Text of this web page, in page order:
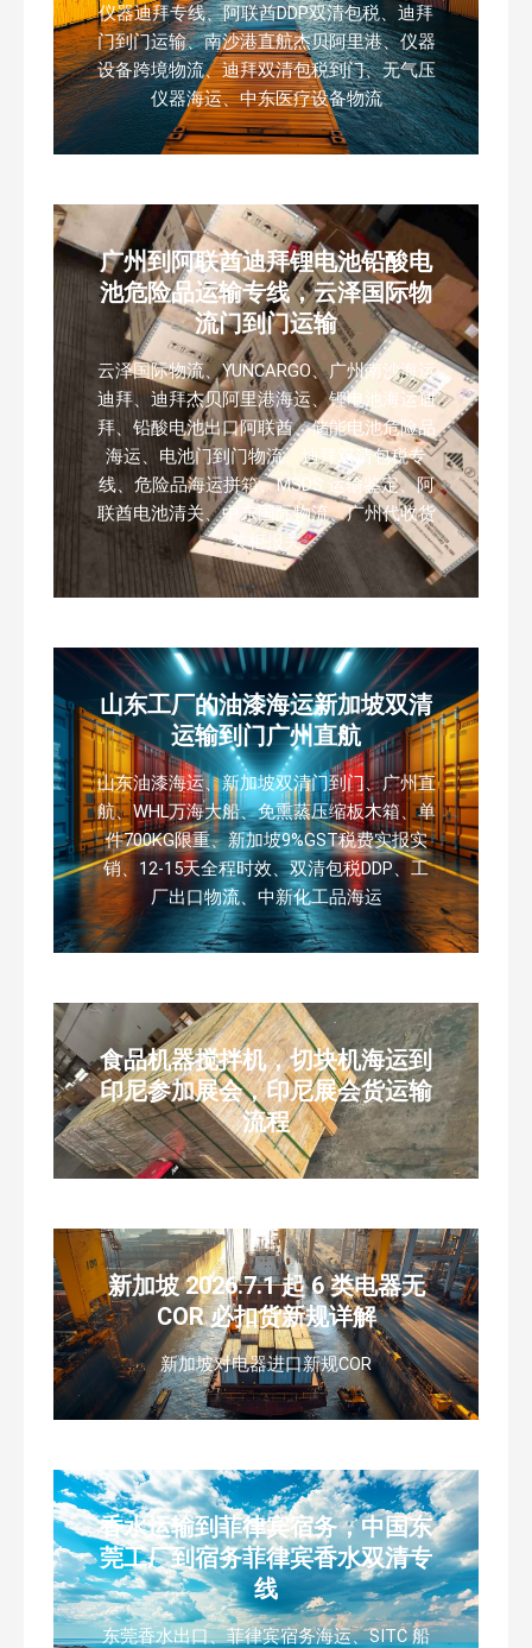
仪器迪拜专线、阿联酋DDP双清包税、迪拜
门到门运输、南沙港直航杰贝阿里港、仪器
设备跨境物流、迪拜双清包税到门、无气压
仪器海运、中东医疗设备物流
广州到阿联酋迪拜锂电池铅酸电
池危险品运输专线，云泽国际物
流门到门运输
云泽国际物流、YUNCARGO、广州南沙海运
迪拜、迪拜杰贝阿里港海运、锂电池海运迪
拜、铅酸电池出口阿联酋、储能电池危险品
海运、电池门到门物流、迪拜双清包税专
线、危险品海运拼箱、MSDS 运输鉴定、阿
联酋电池清关、中东国际物流、广州代收货
装柜报关
山东工厂的油漆海运新加坡双清
运输到门广州直航
山东油漆海运、新加坡双清门到门、广州直
航、WHL万海大船、免熏蒸压缩板木箱、单
件700KG限重、新加坡9%GST税费实报实
销、12-15天全程时效、双清包税DDP、工
厂出口物流、中新化工品海运
食品机器搅拌机，切块机海运到
印尼参加展会，印尼展会货运输
流程
新加坡 2026.7.1 起 6 类电器无
COR 必扣货新规详解
新加坡对电器进口新规COR
香水运输到菲律宾宿务，中国东
莞工厂到宿务菲律宾香水双清专
线
东莞香水出口、菲律宾宿务海运、SITC 船